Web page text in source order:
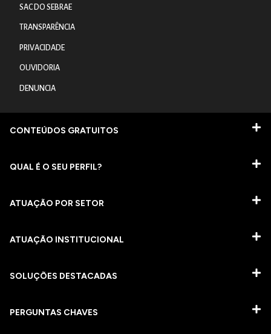
SAC DO SEBRAE
TRANSPARÊNCIA
PRIVACIDADE
OUVIDORIA
DENUNCIA
CONTEÚDOS GRATUITOS
QUAL É O SEU PERFIL?
ATUAÇÃO POR SETOR
ATUAÇÃO INSTITUCIONAL
SOLUÇÕES DESTACADAS
PERGUNTAS CHAVES​